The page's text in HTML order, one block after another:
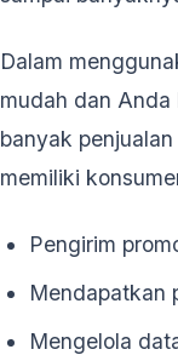
Dalam
mudah dan
banyak
memiliki
Pengirim
Mendapatkan
Mengelola